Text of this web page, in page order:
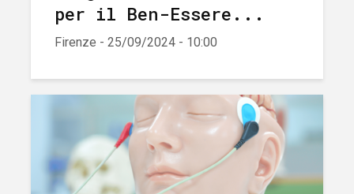
per il Ben-Essere...
Firenze - 25/09/2024 - 10:00